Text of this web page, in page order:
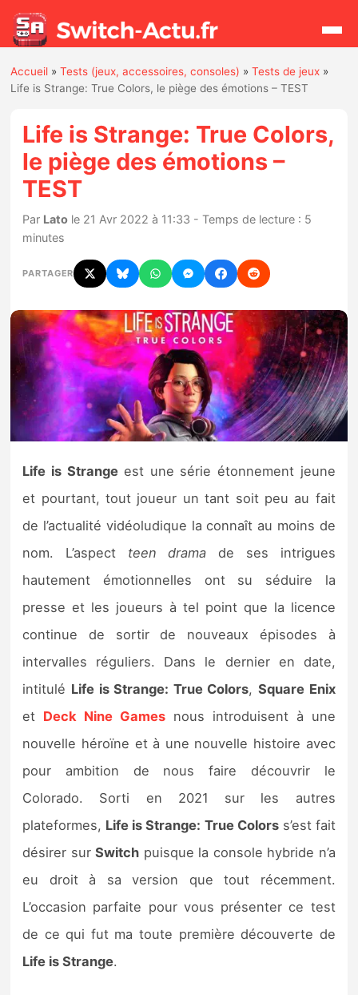
Rechercher
Actualités
Jeux
Hardware
Mises à jour
Chiffres de ventes
Rumeurs
Nintendo Direct
Tests et previews
Tests de jeux
Tests d’accessoires
Autres tests
Previews
Précommandes
Précommandes jeux Switch 2
Sorties de jeux
Bons plans
Guides
Accueil »Tests (jeux, accessoires, consoles) »Tests de jeux »
Life is Strange: True Colors, le piège des émotions – TEST
Life is Strange: True Colors,
le piège des émotions –
TEST
Par Lato le 21 Avr 2022 à 11:33 - Temps de lecture : 5
minutes
PARTAGER
Life is Strangeest une série étonnement jeune
et pourtant, tout joueur un tant soit peu au fait
de l’actualité vidéoludique la connaît au moins de
nom. L’aspect teen drama de ses intrigues
hautement émotionnelles ont su séduire la
presse et les joueurs à tel point que la licence
continue de sortir de nouveaux épisodes à
intervalles réguliers. Dans le dernier en date,
intitulé Life is Strange: True Colors,Square Enix
et Deck Nine Games nous introduisent à une
nouvelle héroïne et à une nouvelle histoire avec
pour ambition de nous faire découvrir le
Colorado. Sorti en 2021 sur les autres
plateformes, Life is Strange: True Colorss’est fait
désirer surSwitch puisque la console hybride n’a
eu droit à sa version que tout récemment.
L’occasion parfaite pour vous présenter ce test
de ce qui fut ma toute première découverte de
Life is Strange.